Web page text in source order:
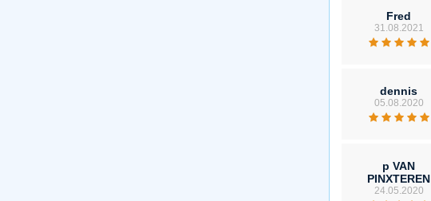
Fred
31.08.2021
dennis
05.08.2020
p VAN
PINXTEREN
24.05.2020